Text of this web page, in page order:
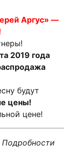
Аргус» —
2019 года
будут
цены!
цене!
Подробности